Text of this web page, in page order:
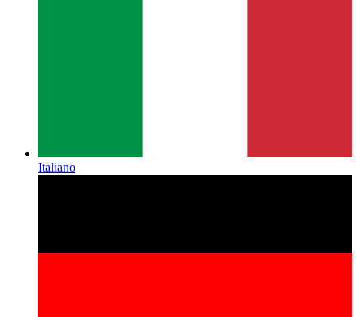
Italiano